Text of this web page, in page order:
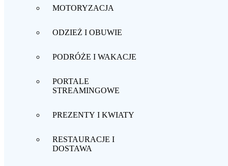
MOTORYZACJA
ODZIEŻ I OBUWIE
PODRÓŻE I WAKACJE
PORTALE
STREAMINGOWE
PREZENTY I KWIATY
RESTAURACJE I
DOSTAWA